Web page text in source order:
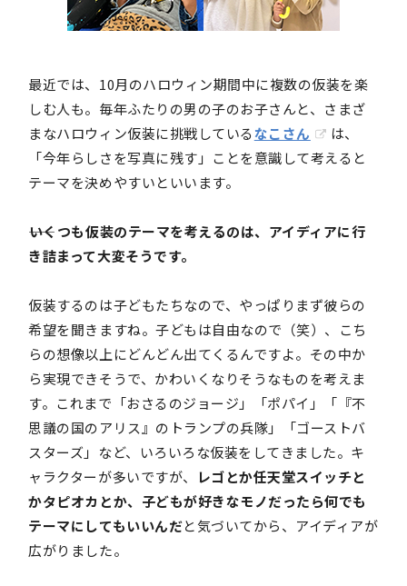
最近では、10月のハロウィン期間中に複数の仮装を楽
しむ人も。毎年ふたりの男の子のお子さんと、さまざ
まなハロウィン仮装に挑戦しているなこさん
は、
「今年らしさを写真に残す」ことを意識して考えると
テーマを決めやすいといいます。
――いくつも仮装のテーマを考えるのは、アイディアに行
き詰まって大変そうです。
仮装するのは子どもたちなので、やっぱりまず彼らの
希望を聞きますね。子どもは自由なので（笑）、こち
らの想像以上にどんどん出てくるんですよ。その中か
ら実現できそうで、かわいくなりそうなものを考えま
す。これまで「おさるのジョージ」「ポパイ」「『不
思議の国のアリス』のトランプの兵隊」「ゴーストバ
スターズ」など、いろいろな仮装をしてきました。キ
ャラクターが多いですが、
レゴとか任天堂スイッチと
かタピオカとか、子どもが好きなモノだったら何でも
テーマにしてもいいんだと気づいてから、アイディアが
広がりました。